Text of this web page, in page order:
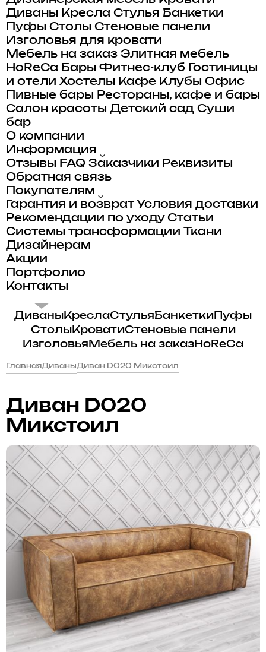
Диваны Кресла Стулья Банкетки
Пуфы Столы Стеновые панели
Изголовья для кровати
Мебель на заказ Элитная мебель
HoReCa Бары Фитнес-клуб
Гостиницы
и отели Хостелы Кафе Клубы Офис
Пивные бары Рестораны, кафе и бары
Салон красоты Детский сад Суши
бар
О компании
Информация
Отзывы FAQ Заказчики Реквизиты
Обратная связь
Покупателям
Гарантия и возврат Условия доставки
Рекомендации по уходу Статьи
Системы трансформации
Ткани
Дизайнерам
Акции
Портфолио
Контакты
ДиваныКреслаСтульяБанкеткиПуфы
СтолыКроватиСтеновые панели
Изголовья Мебель на заказHoReCa
ГлавнаяДиваныДиван D020 Микстоил
Диван D020
Микстоил